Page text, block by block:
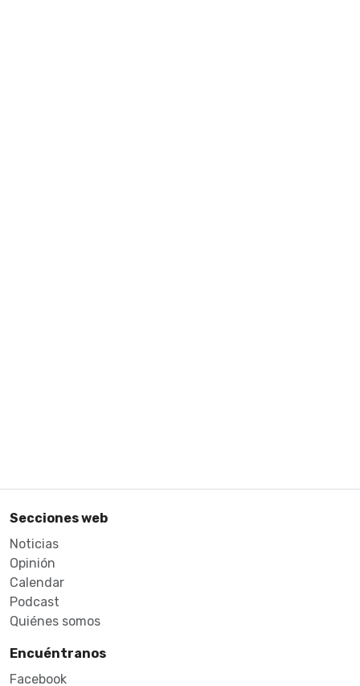
Secciones web
Noticias
Opinión
Calendar
Podcast
Quiénes somos
Encuéntranos
Facebook